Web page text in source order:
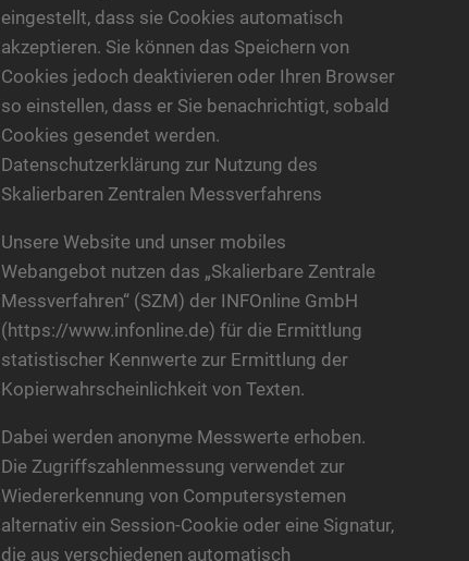
eingestellt, dass sie Cookies automatisch
akzeptieren. Sie können das Speichern von
Cookies jedoch deaktivieren oder Ihren Browser
so einstellen, dass er Sie benachrichtigt, sobald
Cookies gesendet werden.
Datenschutzerklärung zur Nutzung des
Skalierbaren Zentralen Messverfahrens
Unsere Website und unser mobiles
Webangebot nutzen das „Skalierbare Zentrale
Messverfahren“ (SZM) der INFOnline GmbH
(https://www.infonline.de) für die Ermittlung
statistischer Kennwerte zur Ermittlung der
Kopierwahrscheinlichkeit von Texten.
Dabei werden anonyme Messwerte erhoben.
Die Zugriffszahlenmessung verwendet zur
Wiedererkennung von Computersystemen
alternativ ein Session-Cookie oder eine Signatur,
die aus verschiedenen automatisch